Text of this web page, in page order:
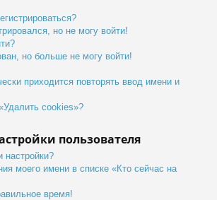
но не могу войти!
но больше не могу войти!
приходится повторять ввод имени и
cookies»?
пользователя
настройки?
моего имени в списке «Кто сейчас на
время!